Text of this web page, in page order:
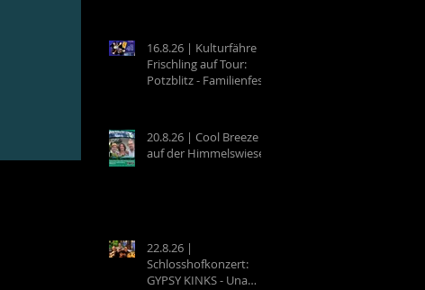
16.8.26 | Kulturfähre
Frischling auf Tour:
Potzblitz - Familienfest
20.8.26 | Cool Breeze
auf der Himmelswiese
22.8.26 |
Schlosshofkonzert:
GYPSY KINKS - Una